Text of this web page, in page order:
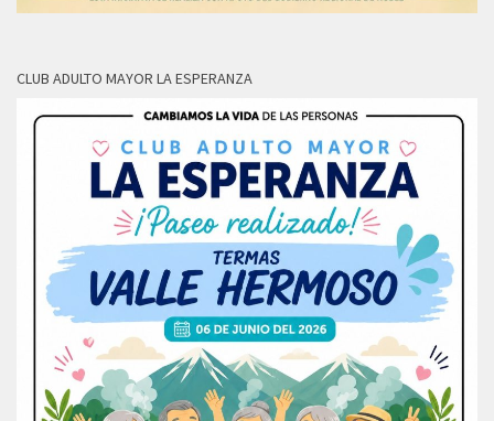
CLUB ADULTO MAYOR LA ESPERANZA